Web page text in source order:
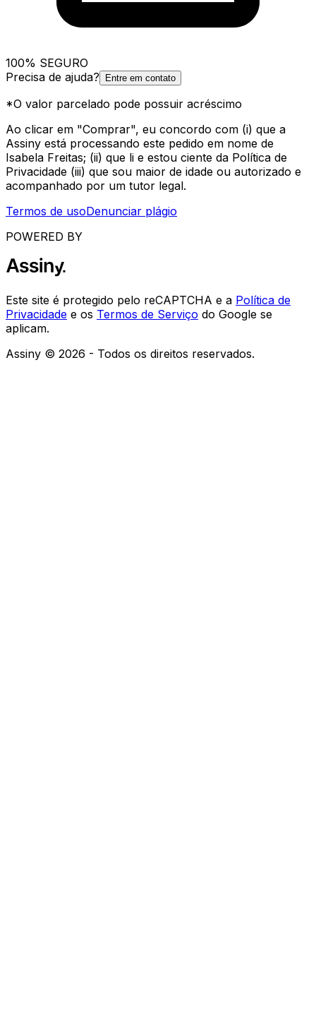
100% SEGURO
Precisa de ajuda?
Entre em contato
*O valor parcelado pode possuir acréscimo
Ao clicar em "Comprar", eu concordo com (i) que a
Assiny está processando este pedido em nome de
Isabela Freitas; (ii) que li e estou ciente da Política de
Privacidade (iii) que sou maior de idade ou autorizado e
acompanhado por um tutor legal.
Termos de usoDenunciar plágio
POWERED BY
Este site é protegido pelo reCAPTCHA e a Política de
Privacidade e os Termos de Serviço do Google se
aplicam.
Assiny © 2026 - Todos os direitos reservados.